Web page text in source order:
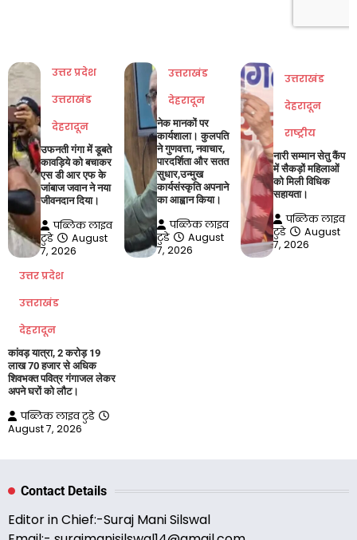
उत्तर प्रदेश
उत्तराखंड
देहरादून
उफनती गंगा में डूबते
कावड़िये को बचाकर
एस डी आर एफ के
जांबाज जवान ने नया
जीवनदान दिया।
पब्लिक लाइव
टुडे
August
7, 2026
उत्तराखंड
देहरादून
नेक मानकों पर
कार्यशाला। कुलपति
ने गुणवत्ता, नवाचार,
पारदर्शिता और सतत
सुधार,उन्मुख
कार्यसंस्कृति अपनाने
का आह्वान किया।
पब्लिक लाइव
टुडे
August
7, 2026
उत्तराखंड
देहरादून
राष्ट्रीय
नारी सम्मान सेतु कैंप
में सैकड़ों महिलाओं
को मिली विधिक
सहायता।
पब्लिक लाइव
टुडे
August
7, 2026
उत्तर प्रदेश
उत्तराखंड
देहरादून
कांवड़ यात्रा, 2 करोड़ 19
लाख 70 हजार से अधिक
शिवभक्त पवित्र गंगाजल लेकर
अपने घरों को लौट।
पब्लिक लाइव टुडे
August 7, 2026
Contact Details
Editor in Chief:-Suraj Mani Silswal